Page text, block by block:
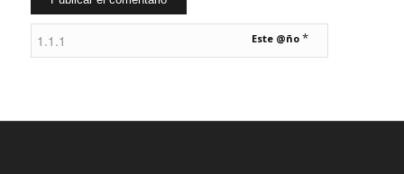
Este @ño *